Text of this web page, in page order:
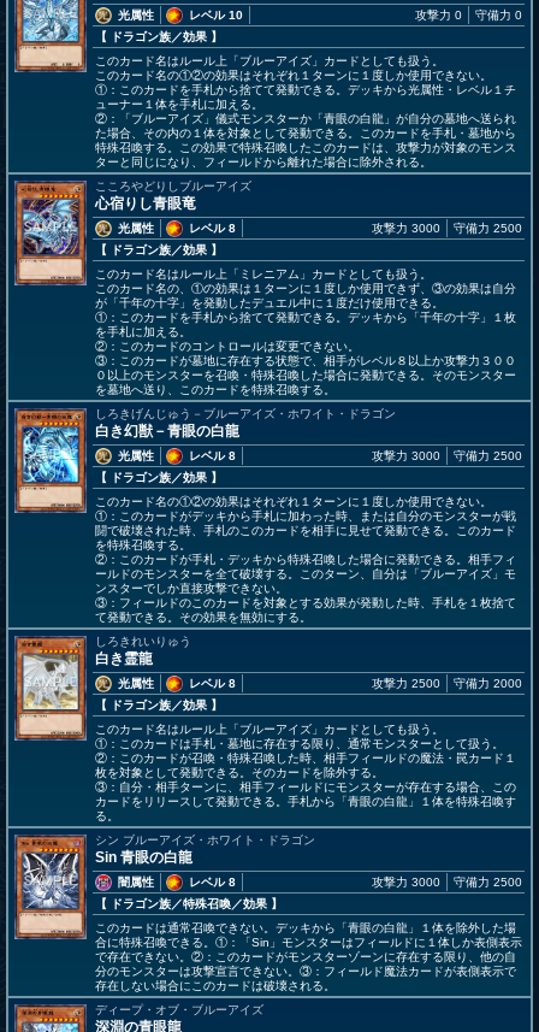
光属性
レベル 10
【 ドラゴン族／効果 】
攻撃力 0 守備力 0
このカード名はルール上「ブルーアイズ」カードとしても扱う。
このカード名の①②の効果はそれぞれ１ターンに１度しか使用できない。
①：このカードを手札から捨てて発動できる。デッキから光属性・レベル１チ
ューナー１体を手札に加える。
②：「ブルーアイズ」儀式モンスターか「青眼の白龍」が自分の墓地へ送られ
た場合、その内の１体を対象として発動できる。このカードを手札・墓地から
特殊召喚する。この効果で特殊召喚したこのカードは、攻撃力が対象のモンス
ターと同じになり、フィールドから離れた場合に除外される。
こころやどりしブルーアイズ
心宿りし青眼竜
光属性
レベル 8
【 ドラゴン族／効果 】
攻撃力 3000 守備力 2500
このカード名はルール上「ミレニアム」カードとしても扱う。
このカード名の、①の効果は１ターンに１度しか使用できず、③の効果は自分
が「千年の十字」を発動したデュエル中に１度だけ使用できる。
①：このカードを手札から捨てて発動できる。デッキから「千年の十字」１枚
を手札に加える。
②：このカードのコントロールは変更できない。
③：このカードが墓地に存在する状態で、相手がレベル８以上か攻撃力３００
０以上のモンスターを召喚・特殊召喚した場合に発動できる。そのモンスター
を墓地へ送り、このカードを特殊召喚する。
しろきげんじゅう－ブルーアイズ・ホワイト・ドラゴン
白き幻獣－青眼の白龍
光属性
レベル 8
【 ドラゴン族／効果 】
攻撃力 3000 守備力 2500
このカード名の①②の効果はそれぞれ１ターンに１度しか使用できない。
①：このカードがデッキから手札に加わった時、または自分のモンスターが戦
闘で破壊された時、手札のこのカードを相手に見せて発動できる。このカード
を特殊召喚する。
②：このカードが手札・デッキから特殊召喚した場合に発動できる。相手フィ
ールドのモンスターを全て破壊する。このターン、自分は「ブルーアイズ」モ
ンスターでしか直接攻撃できない。
③：フィールドのこのカードを対象とする効果が発動した時、手札を１枚捨て
て発動できる。その効果を無効にする。
しろきれいりゅう
白き霊龍
光属性
レベル 8
【 ドラゴン族／効果 】
攻撃力 2500 守備力 2000
このカード名はルール上「ブルーアイズ」カードとしても扱う。
①：このカードは手札・墓地に存在する限り、通常モンスターとして扱う。
②：このカードが召喚・特殊召喚した時、相手フィールドの魔法・罠カード１
枚を対象として発動できる。そのカードを除外する。
③：自分・相手ターンに、相手フィールドにモンスターが存在する場合、この
カードをリリースして発動できる。手札から「青眼の白龍」１体を特殊召喚す
る。
シン ブルーアイズ・ホワイト・ドラゴン
Sin 青眼の白龍
闇属性
レベル 8
【 ドラゴン族／特殊召喚／効果 】
攻撃力 3000 守備力 2500
このカードは通常召喚できない。デッキから「青眼の白龍」１体を除外した場
合に特殊召喚できる。①：「Sin」モンスターはフィールドに１体しか表側表示
で存在できない。②：このカードがモンスターゾーンに存在する限り、他の自
分のモンスターは攻撃宣言できない。③：フィールド魔法カードが表側表示で
存在しない場合にこのカードは破壊される。
ディープ・オブ・ブルーアイズ
深淵の青眼龍